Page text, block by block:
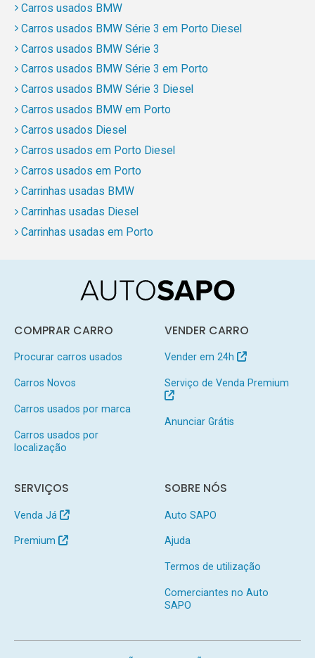
Carros usados BMW
Carros usados BMW Série 3 em Porto Diesel
Carros usados BMW Série 3
Carros usados BMW Série 3 em Porto
Carros usados BMW Série 3 Diesel
Carros usados BMW em Porto
Carros usados Diesel
Carros usados em Porto Diesel
Carros usados em Porto
Carrinhas usadas BMW
Carrinhas usadas Diesel
Carrinhas usadas em Porto
COMPRAR CARRO
Procurar carros usados
Carros Novos
Carros usados por marca
Carros usados por
localização
VENDER CARRO
Vender em 24h
Serviço de Venda Premium
Anunciar Grátis
SERVIÇOS
Venda Já
Premium
SOBRE NÓS
Auto SAPO
Ajuda
Termos de utilização
Comerciantes no Auto
SAPO